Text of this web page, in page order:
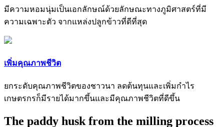
มีความหอมนุ่มเป็นเอกลักษณ์ด้วยลักษณะทางภูมิศาสตร์ที่มี
ความเฉพาะตัว จากแหล่งปลูกข้าวที่ดีที่สุด
เพิ่มคุณภาพชีวิต
ยกระดับคุณภาพชีวิตของชาวนา ลดต้นทุนและเพิ่มกำไร
เกษตรกรก็มีรายได้มากขึ้นและมีคุณภาพชีวิตที่ดีขึ้น
The paddy husk from the milling process